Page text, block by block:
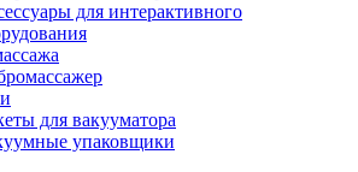
для интерактивного
для вакууматора
упаковщики